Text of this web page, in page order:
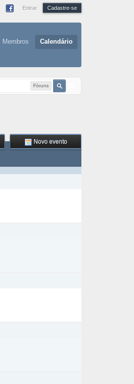
Entrar Cadastre-se
Membros Calendário
Fóruns
Novo evento